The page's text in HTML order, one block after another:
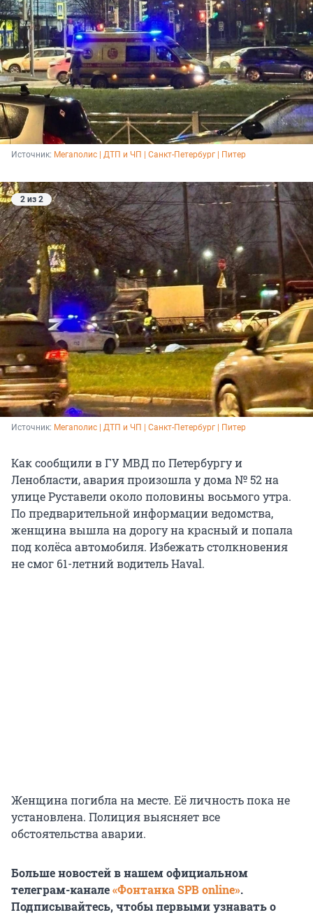
Источник: Мегаполис | ДТП и ЧП | Санкт-Петербург | Питер
2 из 2
Источник: Мегаполис | ДТП и ЧП | Санкт-Петербург | Питер
Как сообщили в ГУ МВД по Петербургу и
Ленобласти, авария произошла у дома № 52 на
улице Руставели около половины восьмого утра.
По предварительной информации ведомства,
женщина вышла на дорогу на красный и попала
под колёса автомобиля. Избежать столкновения
не смог 61-летний водитель Haval.
Женщина погибла на месте. Её личность пока не
установлена. Полиция выясняет все
обстоятельства аварии.
Больше новостей в нашем официальном
телеграм-канале«Фонтанка SPB online».
Подписывайтесь, чтобы первыми узнавать о